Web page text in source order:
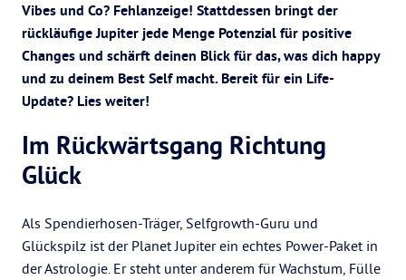
Vibes und Co? Fehlanzeige! Stattdessen bringt der
rückläufige Jupiter jede Menge Potenzial für positive
Changes und schärft deinen Blick für das, was dich happy
und zu deinem Best Self macht. Bereit für ein Life-
Update? Lies weiter!
Im Rückwärtsgang Richtung
Glück
Als Spendierhosen-Träger, Selfgrowth-Guru und
Glückspilz ist der Planet Jupiter ein echtes Power-Paket in
der Astrologie. Er steht unter anderem für Wachstum, Fülle